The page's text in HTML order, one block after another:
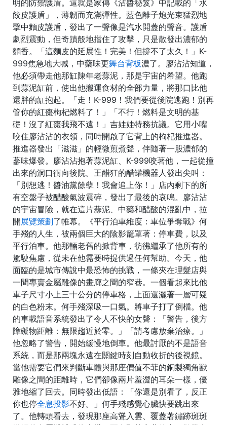
明的防禦護盾。這就是家傳《沾醬秘笈》中記載的「水
餃皮護盾」，薄韌而充滿彈性。藍色離子炮光束猛烈地
擊中麵皮護盾，發出了一聲像是汽水開蓋的聲音。護盾
劇烈震動，但奇蹟般地擋住了攻擊，只是散發出濃郁的
麵香。「這麵皮的延展性！完美！但撐不了太久！」K-
999焦急地大喊，中藥味更舞台背板濃了。廖沾沾知道，
他必須帶走他那缸陳年老蒜泥，那是宇宙的希望。他跑
到蒜泥缸前，使出他搬運食材的全部力量，將那口比他
還胖的缸抱起。「走！K-999！我們要從後院逃跑！別再
管你的紅棗枸杞燃料了！」「不行！燃料是文明的基
礎！沒了紅棗我飛不遠！」吉娃娃特務抗議。它用小嘴
咬住廖沾沾的衣領，同時開啟了它背上的枸杞推進器。
推進器發出「滋滋」的輕微煎煮聲，伴隨著一股濃郁的
蔘味爆發。廖沾沾抱著蒜泥缸、K-999咬著他，一起從撞
出來的洞口衝向後院。王醋狂的醋罐機器人發出尖叫：
「別想逃！醬油黨餘孽！我會追上你！」店內剩下的所
有空盤子被醋酸氣波震碎，發出了最後的哀鳴。廖沾沾
的宇宙冒險，就在這片蒜泥、中藥和醋酸的混亂中，拉
開展覽策劃了帷幕。《平行泊車維度：車位爭奪戰》何
手殘的人生，被兩個巨大的陰影籠罩著：停車費，以及
平行泊車。他那輛老舊的掀背車，彷彿繼承了他所有的
駕駛焦慮，從未在他需要時提供過任何幫助。今天，他
面臨的是城市傳說中最恐怖的挑戰，一條夾在理髮店與
一間專賣金屬雕像的畫廊之間的窄巷。一個看起來比他
車子尺寸小上三十公分的停車格，上面還灑著一層可疑
的白色粉末。何手殘深吸一口氣。將車子打了倒檔。他
的車載語音系統發出了令人不快的女聲：「警告，後方
障礙物距離：無限趨近於零。」「請考慮放棄治療。」
他忽略了警告，開始緩慢地倒車。他最討厭的不是語音
系統，而是那兩塊永遠在關鍵時刻自動收折的後視鏡。
當他需要它們來判斷車體與那座價值不菲的銅製獨角獸
雕像之間的距離時，它們卻像兩片羞澀的耳朵一樣，優
雅地縮了回去。同時發出低語：「你還是別看了，反正
你也停全息投影不好。」何手殘感覺心臟快要跳出來
了。他轉頭看去，發現那座高聳入雲、覆蓋著鏽跡斑斑